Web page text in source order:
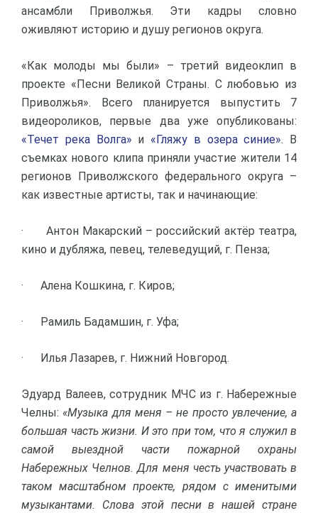
ансамбли Приволжья. Эти кадры словно
оживляют историю и душу регионов округа.
«Как молоды мы были» – третий видеоклип в
проекте «Песни Великой Страны. С любовью из
Приволжья». Всего планируется выпустить 7
видеороликов, первые два уже опубликованы:
«Течет река Волга» и «Гляжу в озера синие». В
съемках нового клипа приняли участие жители 14
регионов Приволжского федерального округа –
как известные артисты, так и начинающие:
· Антон Макарский – российский актёр театра,
кино и дубляжа, певец, телеведущий, г. Пенза;
· Алена Кошкина, г. Киров;
· Рамиль Бадамшин, г. Уфа;
· Илья Лазарев, г. Нижний Новгород.
Эдуард Валеев, сотрудник МЧС из г. Набережные
Челны:«Музыка для меня – не просто увлечение, а
большая часть жизни. И это при том, что я служил в
самой выездной части пожарной охраны
Набережных Челнов. Для меня честь участвовать в
таком масштабном проекте, рядом с именитыми
музыкантами. Слова этой песни в нашей стране